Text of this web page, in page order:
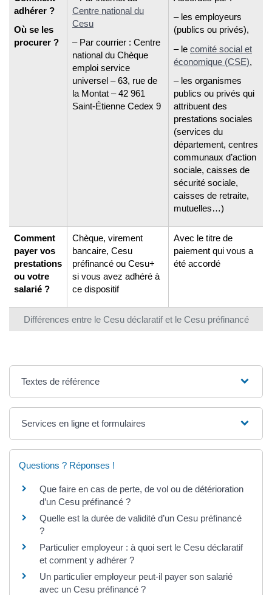
Différences entre le Cesu déclaratif et le Cesu préfinancé
adhérer ?
Où se les
procurer ?
Centre national du
Cesu
– Par courrier : Centre
national du Chèque
emploi service
universel – 63, rue de
la Montat – 42 961
Saint-Étienne Cedex 9
– les employeurs
(publics ou privés),
– le comité social et
économique (CSE),
– les organismes
publics ou privés qui
attribuent des
prestations sociales
(services du
département, centres
communaux d’action
sociale, caisses de
sécurité sociale,
caisses de retraite,
mutuelles…)
Comment
payer vos
prestations
ou votre
salarié ?
Chèque, virement
bancaire, Cesu
préfinancé ou Cesu+
si vous avez adhéré à
ce dispositif
Avec le titre de
paiement qui vous a
été accordé
Textes de référence
Services en ligne et formulaires
Questions ? Réponses !
Que faire en cas de perte, de vol ou de détérioration
d’un Cesu préfinancé ?
Quelle est la durée de validité d’un Cesu préfinancé
?
Particulier employeur : à quoi sert le Cesu déclaratif
et comment y adhérer ?
Un particulier employeur peut-il payer son salarié
avec un Cesu préfinancé ?